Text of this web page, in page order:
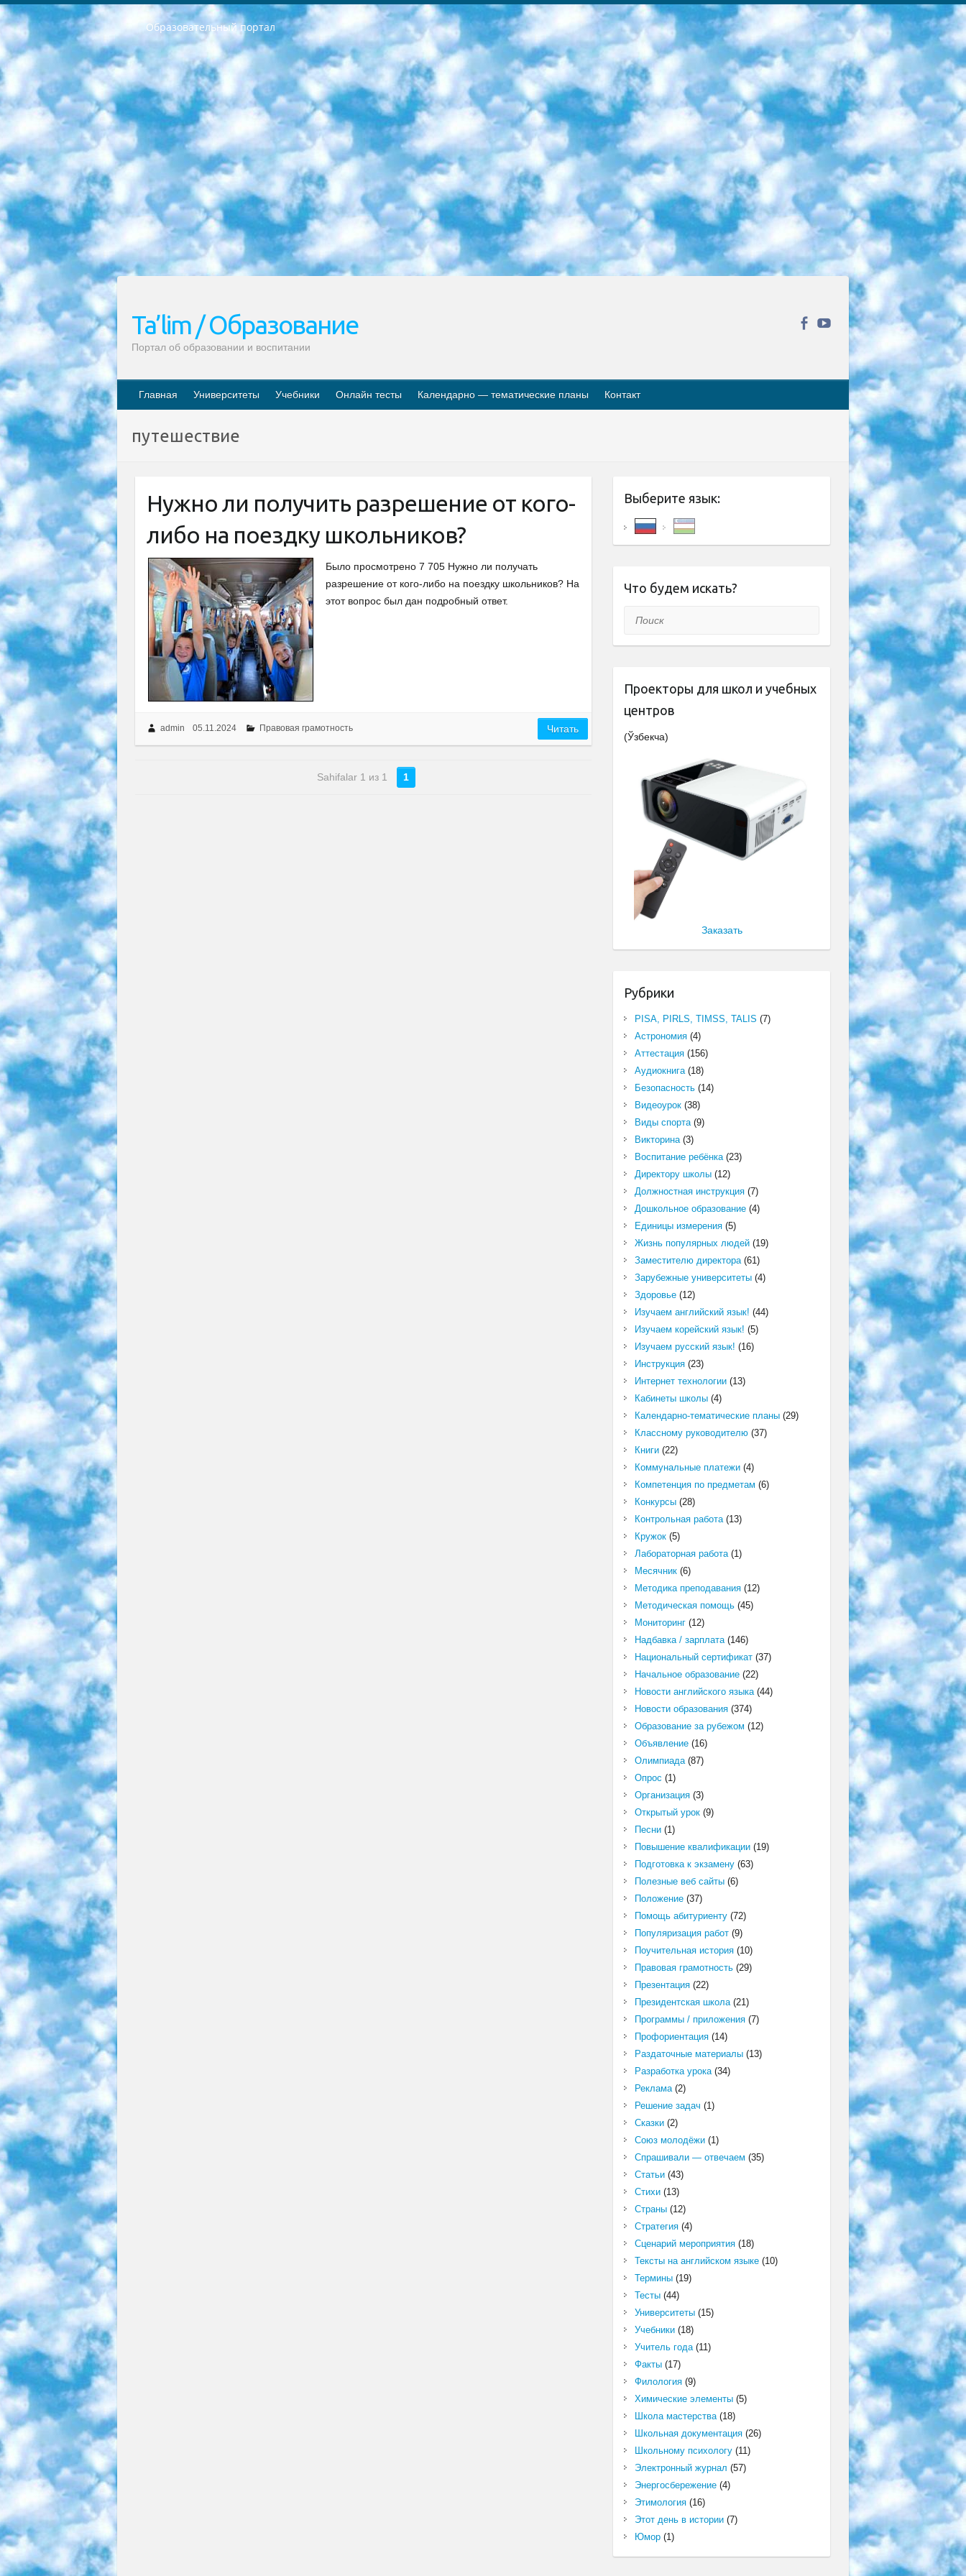
Образовательный портал
РЕСПУБЛИКА УЗБЕКИСТАН МИНИСТРЕРСТВО ДОШКОЛЬНОГО И ШКОЛЬНОГО ОБРАЗОВАНИЯ КОМАНДА в общеобразовательных учреждениях в 2023-2024 учебном году организация и проведение итоговой государственной аттестации обучающихся о Министра дошкольного и школьного образования Республики Узбекистан от 4 марта 2008 года (постановлением Минюста от 20 марта 2008 года № 1778 государственной регистрации) «Итоговое состояние учащихся общего среднего образования на основании положения об утверждении положения об аттестации общего среднего образования выпускной экзамен студентов в образовательных учреждениях в 2023-2024 учебном году В целях организации и прохождения аттестации приказываю: 1. Следующее: перечень предметов, по которым будет проводиться итоговая государственная аттестация и экзамен формы перевода согласно приложению 1; сертификаты международного образца, оценивающие уровень владения иностранными языками перечень согласно приложению 2; 2. Педагогический при специализированных образовательных учреждениях. научно-практический центр квалификации и международной оценки (Д.Давидова) 2024 г. До 25 марта: задания по предметам, по которым будет проводиться итоговая аттестация разработка и утверждение технических условий; итоговая аттестация на основании разработанного предметного задания разработка вопросов по предметам (устно и письменно), экзамен передача; общеобразовательные средние школы и специальные учебные заведения учащиеся выпускных классов школ и интернатов в агентской системе подготовка базы данных экзаменационных материалов и критериев оценки; перевод базы экзаменационных материалов на все языки обучения подать в Республиканский образовательный центр для изготовления; варианты экзаменов на основе разработанных контрольных материалов пусть будут поставлены задачи формирования. 3. Республиканский образовательный центр (Ш.Худайкулов) до 5 апреля 2024 года. до: база данных предоставленных экзаменационных материалов на все языки обучения перевод и экспертиза; для слепых, слабовидящих, глухих, слабослышащих и умственно отсталых детей учащиеся выпускных классов специализированных школ и школ-интернатов база данных экзаменационных материалов на всех преподаваемых языках подготовка критериев оценки; специализированные школы для умственно отсталых детей и технологии для учащихся выпускных классов школ-интернатов разработка соответствующих рекомендаций и критериев проведения ЕГЭ по естествознанию давать задания. 4. Педагогический при специализированных образовательных учреждениях. Научно-практический центр навыков и международной оценки (Д.Давидова), Республика образовательный центр (Худайкулов Ш.) итоговый государственный аттестационный экзамен ориентирован на творческое и логическое мышление при подготовке базы материалов учитывать введение заданий. 5. Следует отметить, что: сертификат государственного образца о знании общеобразовательного предмета и как минимум национальный уровень B1 по предметам на иностранных языках, указанным в Приложении 2. или международно признанный сертификат эквивалентного уровня студенты, изучающие определенный предмет, освобождаются от экзамена; по соответствующим предметам запланирована итоговая государственная аттестация за день до дня, путем жеребьевки Рабочей группой (в письменной форме по предметам, проводимым в форме) из числа сформированных вариантов выбрано 2 варианта; 2 выбранных варианта экзамена анонсированы на официальном сайте министерства и все выпускники по всей стране на основе этих вариантов проводит итоговую государственную аттестацию. 6. Государственное образование учащихся средних общеобразовательных учреждений. знания в соответствии с квалификационными требованиями, которые необходимо приобрести на основании стандартов итоговый (выпускной) контроль для 9 и 11 классов в целях тестирования Экзамены (далее – экзамены) состоят из предметов, перечисленных в приложении 1. будет сделано. 7. Экзамены пройдут с 26 мая по 15 июня 2024 г. (кроме науки физического воспитания). 8. Физическая для учащихся 9 классов общесредних образовательных учреждений. Экзамены по предмету «Образование, квалификация медицина» 1-6 мая 2024 года. сотрудники перевести под присмотр (с отклонениями в физическом или умственном развитии) специализированная школа для детей, школы-интернаты и со сколиозом школы-интернаты санаторного типа для больных детей исключены). 9. Он был слепым, слабовидящим и имел нарушения опорно-двигательного аппарата. экзамены в специализированных школах и интернатах для детей должны проводиться исходя из требований, предъявляемых к общеобразовательным учреждениям (физкультура кроме науки). 10. Специализированная школа для глухих и слабослышащих детей. и экзамены в интернатах и быть реализован в виде письменного теста по математике. 11. Специальность для умственно отсталых детей. Для 9 класса Родной язык и литературное письмо Государственный язык (язык обучения – узбекский). для неклассов) написано Математическое письмо Письменная/устная история Узбекистана Физическое воспитание практично Итоговый контроль Для 11 класса Написание родного языка и литературы (эссе) Математическое письмо Узбекский язык (обучение на узбекском языке) не посещающее общее среднее образование для учреждений)/Образовательное учреждение выбор письменный и устный Иностранный язык письменный/устный Письменная/устная история Узбекистана *По выбору студента:  Химия  Физика  Основы государственного права  География 10 бесплатных образовательных ресурсов - Мы составили подборку онлайн-проектов с интерактивными упражнениями, видеолекциями и статьями. Они помогут вам обрести новые и освежить старые знания бесплатно. 1. «ИНТУИТ» Старейшая образовательная площадка Рунета. Здесь вы найдёте сотни текстовых и видеокурсов на десятки различных тем — от программирования до психологии. Многие курсы подготовлены российскими университетами и крупными международными компаниями вроде Intel и Microsoft. Самостоятельное обучение бесплатное, но желающие могут оплатить услуги персональных наставников. 2. «Смартия» знакомит с актуальными профессиями и подсказывает, как им обучаться. Выбрав заинтересовавшую вас специальность — SMM-специалист, фотограф, веб-дизайнер или другую, — увидите список необходимых для неё умений. Чтобы вы могли освоить их самостоятельно, для каждого умения площадка отображает подборку ссылок на учебные материалы. Хотя «Смартия» ориентируется на русскоязычную аудиторию, часть контента всё же доступна только на английском. 3. «Лекторий Физтеха» Проект Московского физико-технического института (Физтеха). С его помощью вы можете смотреть онлайн серии лекций, записанные на видео в этом вузе. В числе доступных предметов — физика, биология, химия, информационные технологии и другие. К некоторым лекциям администрация ресурса прилагает готовые конспекты, которые можно скачивать в PDF-формате. 4. ITMOcourses Онлайн-площадка Санкт-Петербургского национального исследовательского университета информационных технологий, механики и оптики (ИТМО). Ресурс предоставляет свободный доступ к курсам, разработанным в этом вузе. Каталог материалов разбит на четыре категории: «Оптические системы и технологии», «Приборостроение и робототехника», «Информационные технологии» и «Биотехнологии». Курсы состоят из видеолекций, интерактивных демонстраций и заданий. 5. «КиберЛенинка» Электронная научная библиотека открытого доступа. Каталог площадки регулярно обрастает текстами статей из различных научных изданий. Сгруппированные по журналам и рубрикам публикации можно читать онлайн или скачивать целиком в PDF-формате. Проект нацелен на популяризацию науки за счёт открытого доступа к качественной информации. 6. «ПостНаука» На этом ресурсе публикуют подборки видеолекций, составленные экспертами из разных отраслей и объединённые общими темами. Среди них, к примеру, есть серии «Биоинформатика и геномика», «Культура средневековой Скандинавии» и Cinema Studies о теории кино. Каждая подборка лекций — логически связанная история, рассказанная экспертом от первого лица. Кроме того, на сайте появляются научно-образовательные статьи и тесты на разные темы. 7. «Newочём» Команда проекта «Newочём» отбирает самые интересные тексты из англоязычных СМИ и переводит те из них, за которые голосуют участники сообщества «ВКонтакте». По большей части это научно-популярные статьи. Редакторы придумывают лишь заголовки, в остальном содержание переводов соответствует оригиналам. Полные тексты можно читать прямо в социальной сети. 8. InternetUrok Онлайн-база материалов по основным дисциплинам школьной программы. Информация на сайте структурирована по классам, предметам и темам (урокам). Каждый урок состоит из видеолекций и конспектов. Есть также интерактивные тренажёры и тесты для закрепления пройденного материала. Даже если вы давно окончили школу, возможность повторить программу старших классов всегда может пригодиться. 9. Edutainme Ещё один ресурс об образовании. В отличие от Newtonew, как мне кажется, Edutainme больше ориентируется на представителей индустрии: педагогов, предпринимателей, разработчиков образовательных проектов. Но и любой, кто просто стремится к саморазвитию, найдёт на сайте много полезного и интересного для себя. Например, информацию о новых курсах и образовательных сервисах. 10. Newtonew Онлайн-медиа об образовании и обучении в широком смысле. Авторы Newtonew пишут об инструментах, заведениях, тактиках и стратегиях, которые помогают учить других и получать новые знания самостоятельно. На этой площадке вы найдёте новости, обзоры, аналитические мат
Ta’lim / Образование
Портал об образовании и воспитании
Главная Университеты Учебники Онлайн тесты Календарно — тематические планы Контакт
путешествие
Нужно ли получить разрешение от кого-
либо на поездку школьников?
Было просмотрено 7 705 Нужно ли получать
разрешение от кого-либо на поездку школьников? На
этот вопрос был дан подробный ответ.
admin 05.11.2024 Правовая грамотность Читать
Sahifalar 1 из 1 1
Выберите язык:
Что будем искать?
Поиск
Проекторы для школ и учебных
центров
(Ўзбекча)
Заказать
Рубрики
PISA, PIRLS, TIMSS, TALIS (7)
Астрономия(4)
Аттестация(156)
Аудиокнига(18)
Безопасность(14)
Видеоурок(38)
Виды спорта(9)
Викторина(3)
Воспитание ребёнка(23)
Директору школы(12)
Должностная инструкция(7)
Дошкольное образование(4)
Единицы измерения(5)
Жизнь популярных людей(19)
Заместителю директора(61)
Зарубежные университеты(4)
Здоровье(12)
Изучаем английский язык! (44)
Изучаем корейский язык! (5)
Изучаем русский язык! (16)
Инструкция(23)
Интернет технологии(13)
Кабинеты школы(4)
Календарно-тематические планы(29)
Классному руководителю(37)
Книги(22)
Коммунальные платежи(4)
Компетенция по предметам (6)
Конкурсы(28)
Контрольная работа(13)
Кружок(5)
Лабораторная работа(1)
Месячник(6)
Методика преподавания(12)
Методическая помощь(45)
Мониторинг(12)
Надбавка / зарплата(146)
Национальный сертификат(37)
Начальное образование(22)
Новости английского языка(44)
Новости образования(374)
Образование за рубежом (12)
Объявление(16)
Олимпиада(87)
Опрос (1)
Организация(3)
Открытый урок(9)
Песни(1)
Повышение квалификации(19)
Подготовка к экзамену(63)
Полезные веб сайты(6)
Положение(37)
Помощь абитуриенту(72)
Популяризация работ(9)
Поучительная история(10)
Правовая грамотность(29)
Презентация(22)
Президентская школа(21)
Программы / приложения(7)
Профориентация(14)
Раздаточные материалы(13)
Разработка урока(34)
Реклама(2)
Решение задач (1)
Сказки(2)
Союз молодёжи(1)
Спрашивали — отвечаем (35)
Статьи(43)
Стихи(13)
Страны(12)
Стратегия(4)
Сценарий мероприятия(18)
Тексты на английском языке(10)
Термины(19)
Тесты(44)
Университеты(15)
Учебники(18)
Учитель года(11)
Факты(17)
Филология(9)
Химические элементы(5)
Школа мастерства(18)
Школьная документация(26)
Школьному психологу(11)
Электронный журнал (57)
Энергосбережение(4)
Этимология(16)
Этот день в истории(7)
Юмор(1)